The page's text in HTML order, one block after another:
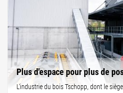
Plus d'espace pour plus de
L'industrie du bois Tschopp, dont le